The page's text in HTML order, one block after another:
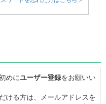
めにユーザー登録をお願いい
ける方は、メールアドレスを